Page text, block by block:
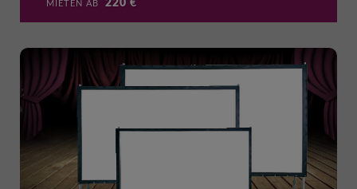
MIETEN AB 220 €